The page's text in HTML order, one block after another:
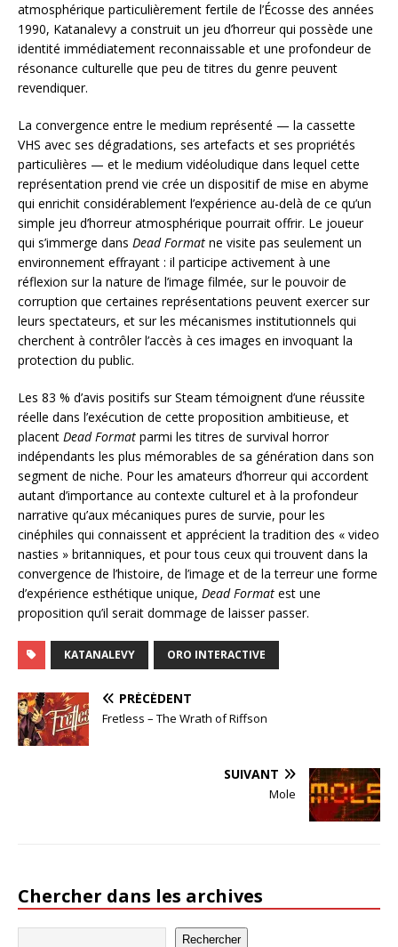
atmosphérique particulièrement fertile de l’Écosse des années
1990, Katanalevy a construit un jeu d’horreur qui possède une
identité immédiatement reconnaissable et une profondeur de
résonance culturelle que peu de titres du genre peuvent
revendiquer.
La convergence entre le medium représenté — la cassette
VHS avec ses dégradations, ses artefacts et ses propriétés
particulières — et le medium vidéoludique dans lequel cette
représentation prend vie crée un dispositif de mise en abyme
qui enrichit considérablement l’expérience au-delà de ce qu’un
simple jeu d’horreur atmosphérique pourrait offrir. Le joueur
qui s’immerge dans Dead Format ne visite pas seulement un
environnement effrayant : il participe activement à une
réflexion sur la nature de l’image filmée, sur le pouvoir de
corruption que certaines représentations peuvent exercer sur
leurs spectateurs, et sur les mécanismes institutionnels qui
cherchent à contrôler l’accès à ces images en invoquant la
protection du public.
Les 83 % d’avis positifs sur Steam témoignent d’une réussite
réelle dans l’exécution de cette proposition ambitieuse, et
placent Dead Format parmi les titres de survival horror
indépendants les plus mémorables de sa génération dans son
segment de niche. Pour les amateurs d’horreur qui accordent
autant d’importance au contexte culturel et à la profondeur
narrative qu’aux mécaniques pures de survie, pour les
cinéphiles qui connaissent et apprécient la tradition des « video
nasties » britanniques, et pour tous ceux qui trouvent dans la
convergence de l’histoire, de l’image et de la terreur une forme
d’expérience esthétique unique, Dead Format est une
proposition qu’il serait dommage de laisser passer.
KATANALEVY ORO INTERACTIVE
PRÉCÉDENT
Fretless – The Wrath of Riffson
SUIVANT
Mole
Chercher dans les archives
Rechercher